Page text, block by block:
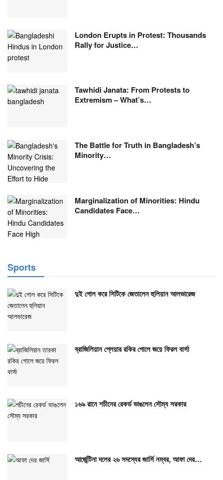
London Erupts in Protest: Thousands
Rally for Justice…
Tawhidi Janata: From Protests to
Extremism – What’s…
The Battle for Truth in Bangladesh’s
Minority…
Marginalization of Minorities: Hindu
Candidates Face…
Sports
দুই গোল করে সিটিকে জেতালেন হুলিয়ান আলভারেজ
ব্রাজিলিয়ান প্লেয়ার রকির গোলে জয়ে ফিরল বার্সা
১৬৯ রানে শচীনের রেকর্ড ভাঙলেন সৌম্য সরকার
আর্জেন্টিনা দলের ২৬ সদস্যের জার্সি নম্বর, আফা দের…